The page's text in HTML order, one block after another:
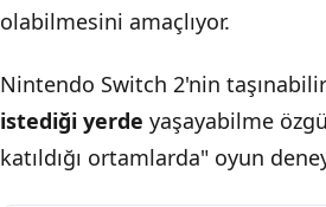
olabilmesini amaçlıyor.
Nintendo Switch 2'nin taşınabilir
istediği yerde yaşayabilme
katıldığı ortamlarda" oyun